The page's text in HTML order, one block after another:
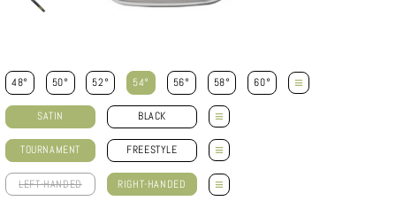
48° 50° 52° 54° 56° 58° 60° ≡
SATIN BLACK ≡
TOURNAMENT FREESTYLE ≡
LEFT-HANDED RIGHT-HANDED ≡